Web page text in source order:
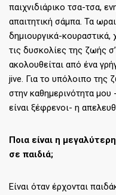
παιχνιδιάρικο τσα-τσα,
απαιτητική σάμπα. Τα
δημιουργικά-
τις δυσκολίες της ζωής
ακολουθείται από ένα
jive. Για το υπόλοιπο της
στην καθημερινότητα μου
είναι ξέφρενοι- η
Ποια είναι η
σε παιδιά;
Είναι όταν έρχονται